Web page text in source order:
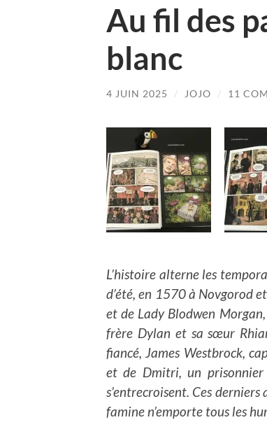
Au fil des
blanc
4 JUIN 2025 / JOJO / 11
L’histoire alterne les
d’été, en 1570 à Novgorod
et de Lady Blodwen
frère Dylan et sa sœur
fiancé, James Westbrock,
et de Dmitri, un prisonnier
s’entrecroisent. Ces
famine n’emporte tous les